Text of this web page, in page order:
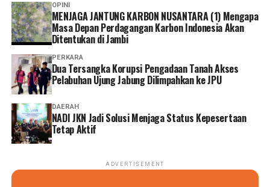
OPINI
MENJAGA JANTUNG KARBON NUSANTARA (1) Mengapa
Masa Depan Perdagangan Karbon Indonesia Akan
Ditentukan di Jambi
PERKARA
Dua Tersangka Korupsi Pengadaan Tanah Akses
Pelabuhan Ujung Jabung Dilimpahkan ke JPU
DAERAH
NADI JKN Jadi Solusi Menjaga Status Kepesertaan
Tetap Aktif
ADVERTISEMENT